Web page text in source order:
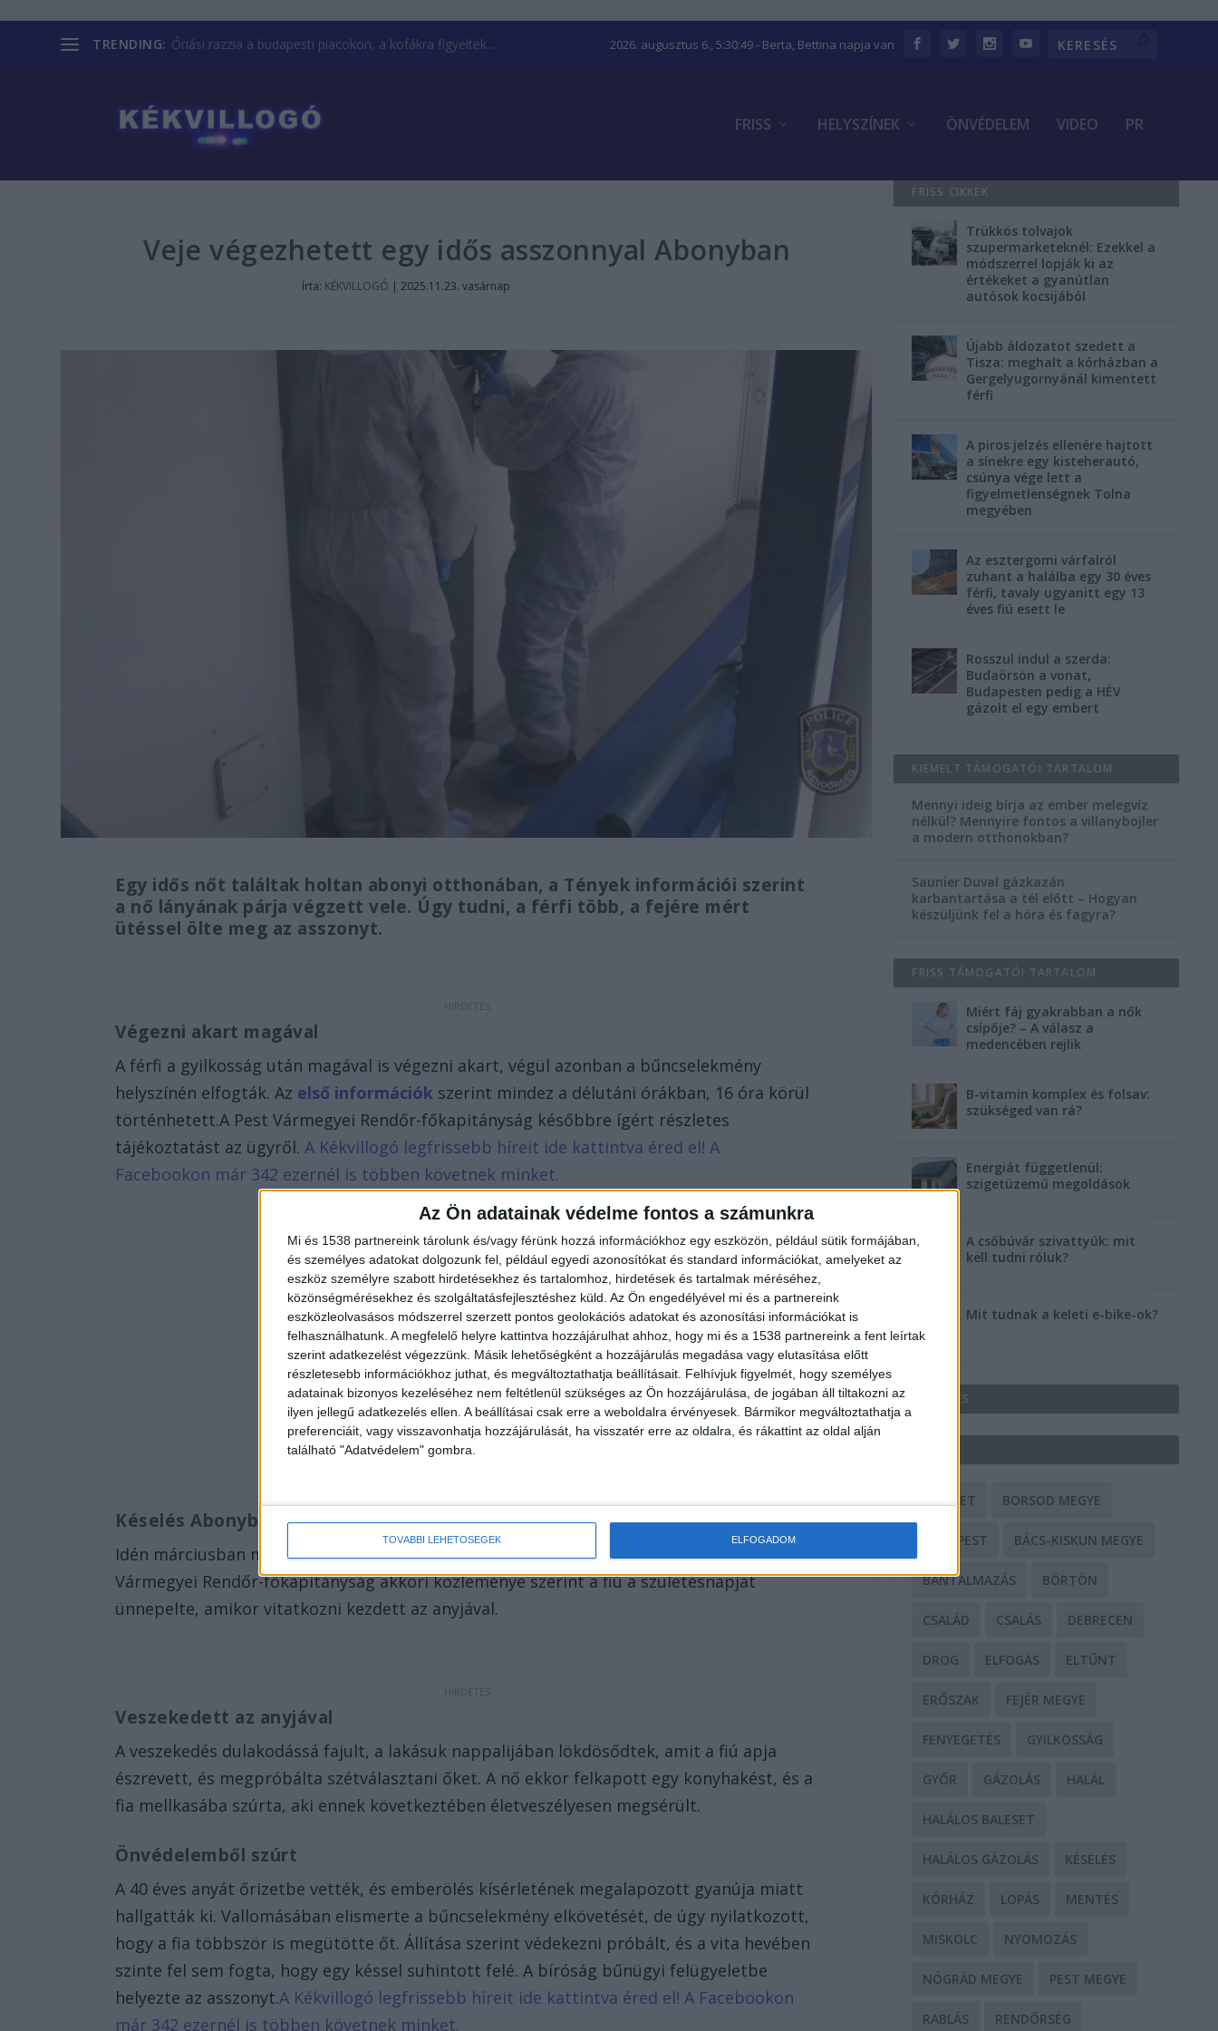
Az Ön adatainak védelme fontos a számunkra
Mi és 1538 partnereink tárolunk és/vagy férünk hozzá információkhoz egy eszközön, például sütik formájában,
és személyes adatokat dolgozunk fel, például egyedi azonosítókat és standard információkat, amelyeket az
eszköz személyre szabott hirdetésekhez és tartalomhoz, hirdetések és tartalmak méréséhez,
közönségmérésekhez és szolgáltatásfejlesztéshez küld. Az Ön engedélyével mi és a partnereink
eszközleolvasásos módszerrel szerzett pontos geolokációs adatokat és azonosítási információkat is
felhasználhatunk. A megfelelő helyre kattintva hozzájárulhat ahhoz, hogy mi és a 1538 partnereink a fent leírtak
szerint adatkezelést végezzünk. Másik lehetőségként a hozzájárulás megadása vagy elutasítása előtt
részletesebb információkhoz juthat, és megváltoztathatja beállításait. Felhívjuk figyelmét, hogy személyes
adatainak bizonyos kezeléséhez nem feltétlenül szükséges az Ön hozzájárulása, de jogában áll tiltakozni az
ilyen jellegű adatkezelés ellen. A beállításai csak erre a weboldalra érvényesek. Bármikor megváltoztathatja a
preferenciáit, vagy visszavonhatja hozzájárulását, ha visszatér erre az oldalra, és rákattint az oldal alján
található "Adatvédelem" gombra.
TOVÁBBI LEHETŐSÉGEK ELFOGADOM
TRENDING: Óriási razzia a budapesti piacokon, a kofákra figyeltek... 2026. augusztus 6., 5:30:50- Berta, Bettina napja van
FRISS HELYSZÍNEK ÖNVÉDELEM VIDEO PR
Veje végezhetett egy idős asszonnyal Abonyban
Írta: KÉKVILLOGÓ |2025.11.23. vasárnap
Egy idős nőt találtak holtan abonyi otthonában, a Tények információi szerint
a nő lányának párja végzett vele. Úgy tudni, a férfi több, a fejére mért
ütéssel ölte meg az asszonyt.
Végezni akart magával
A férfi a gyilkosság után magával is végezni akart, végül azonban a bűncselekmény
helyszínén elfogták. Az első információk szerint mindez a délutáni órákban, 16 óra körül
történhetett.A Pest Vármegyei Rendőr-főkapitányság későbbre ígért részletes
tájékoztatást az ügyről.A Kékvillogó legfrissebb híreit ide kattintva éred el! A
Facebookon már 342 ezernél is többen követnek minket.
Késelés Abonyban
Idén márciusban megkéselte a 18. születésnapját ünneplő fiát egy nő Abonyban. A Pest
Vármegyei Rendőr-főkapitányság akkori közleménye szerint a fiú a születésnapját
ünnepelte, amikor vitatkozni kezdett az anyjával.
Veszekedett az anyjával
A veszekedés dulakodássá fajult, a lakásuk nappalijában lökdösődtek, amit a fiú apja
észrevett, és megpróbálta szétválasztani őket. A nő ekkor felkapott egy konyhakést, és a
fia mellkasába szúrta, aki ennek következtében életveszélyesen megsérült.
Önvédelemből szúrt
A 40 éves anyát őrizetbe vették, és emberölés kísérletének megalapozott gyanúja miatt
hallgatták ki. Vallomásában elismerte a bűncselekmény elkövetését, de úgy nyilatkozott,
hogy a fia többször is megütötte őt. Állítása szerint védekezni próbált, és a vita hevében
szinte fel sem fogta, hogy egy késsel suhintott felé. A bíróság bűnügyi felügyeletbe
helyezte az asszonyt.A Kékvillogó legfrissebb híreit ide kattintva éred el! A Facebookon
már 342 ezernél is többen követnek minket.
FRISS CIKKEK
Trükkös tolvajok
szupermarketeknél: Ezekkel a
módszerrel lopják ki az
értékeket a gyanútlan
autósok kocsijából
Újabb áldozatot szedett a
Tisza: meghalt a kórházban a
Gergelyugornyánál kimentett
férfi
A piros jelzés ellenére hajtott
a sínekre egy kisteherautó,
csúnya vége lett a
figyelmetlenségnek Tolna
megyében
Az esztergomi várfalról
zuhant a halálba egy 30 éves
férfi, tavaly ugyanitt egy 13
éves fiú esett le
Rosszul indul a szerda:
Budaörsön a vonat,
Budapesten pedig a HÉV
gázolt el egy embert
KIEMELT TÁMOGATÓI TARTALOM
Mennyi ideig bírja az ember melegvíz
nélkül? Mennyire fontos a villanybojler
a modern otthonokban?
Saunier Duval gázkazán
karbantartása a tél előtt – Hogyan
készüljünk fel a hóra és fagyra?
FRISS TÁMOGATÓI TARTALOM
Miért fáj gyakrabban a nők
csípője? – A válasz a
medencében rejlik
B-vitamin komplex és folsav:
szükséged van rá?
Energiát függetlenül:
szigetüzemű megoldások
A csőbúvár szivattyúk: mit
kell tudni róluk?
Mit tudnak a keleti e-bike-ok?
HIRDETÉS
BALESET BORSOD MEGYE
BUDAPEST BÁCS-KISKUN MEGYE
BÁNTALMAZÁS BÖRTÖN
CSALÁD CSALÁS DEBRECEN
DROG ELFOGÁS ELTŰNT
ERŐSZAK FEJÉR MEGYE
FENYEGETÉS GYILKOSSÁG
GYŐR GÁZOLÁS HALÁL
HALÁLOS BALESET
HALÁLOS GÁZOLÁS KÉSELÉS
KÓRHÁZ LOPÁS MENTÉS
MISKOLC NYOMOZÁS
NÓGRÁD MEGYE PEST MEGYE
RABLÁS RENDŐRSÉG